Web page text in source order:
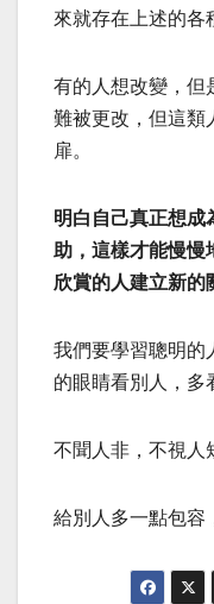
來就存在上述的各
有的人想改變，但
難被更改，但這類
扉。
明白自己真正想成
助，這樣才能慢慢
欣賞的人建立新的
我們要學習聰明的
的眼睛看別人，多
不聞人非，不視人
給別人多一點包容